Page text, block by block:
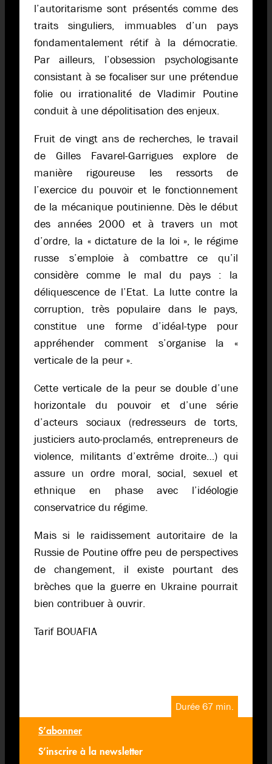
l’autoritarisme sont présentés comme des
traits singuliers, immuables d’un pays
fondamentalement rétif à la démocratie.
Par ailleurs, l’obsession psychologisante
consistant à se focaliser sur une prétendue
folie ou irrationalité de Vladimir Poutine
conduit à une dépolitisation des enjeux.
Fruit de vingt ans de recherches, le travail
de Gilles Favarel-Garrigues explore de
manière rigoureuse les ressorts de
l’exercice du pouvoir et le fonctionnement
de la mécanique poutinienne. Dès le début
des années 2000 et à travers un mot
d’ordre, la « dictature de la loi », le régime
russe s’emploie à combattre ce qu’il
considère comme le mal du pays : la
déliquescence de l’Etat. La lutte contre la
corruption, très populaire dans le pays,
constitue une forme d’idéal-type pour
appréhender comment s’organise la «
verticale de la peur ».
Cette verticale de la peur se double d’une
horizontale du pouvoir et d’une série
d’acteurs sociaux (redresseurs de torts,
justiciers auto-proclamés, entrepreneurs de
violence, militants d’extrême droite…) qui
assure un ordre moral, social, sexuel et
ethnique en phase avec l’idéologie
conservatrice du régime.
Mais si le raidissement autoritaire de la
Russie de Poutine offre peu de perspectives
de changement, il existe pourtant des
brèches que la guerre en Ukraine pourrait
bien contribuer à ouvrir.
Tarif BOUAFIA
Durée 67 min.
S’abonner
S’inscrire à la newsletter